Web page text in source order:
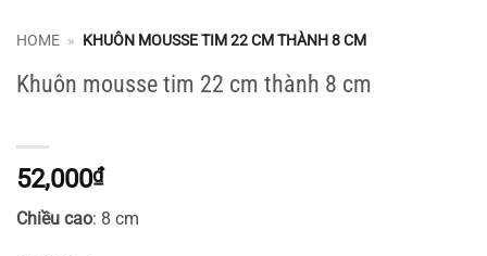
HOME » KHUÔN MOUSSE TIM 22 CM THÀNH 8 CM
Khuôn mousse tim 22 cm thành 8 cm
52,000₫
Chiều cao: 8 cm